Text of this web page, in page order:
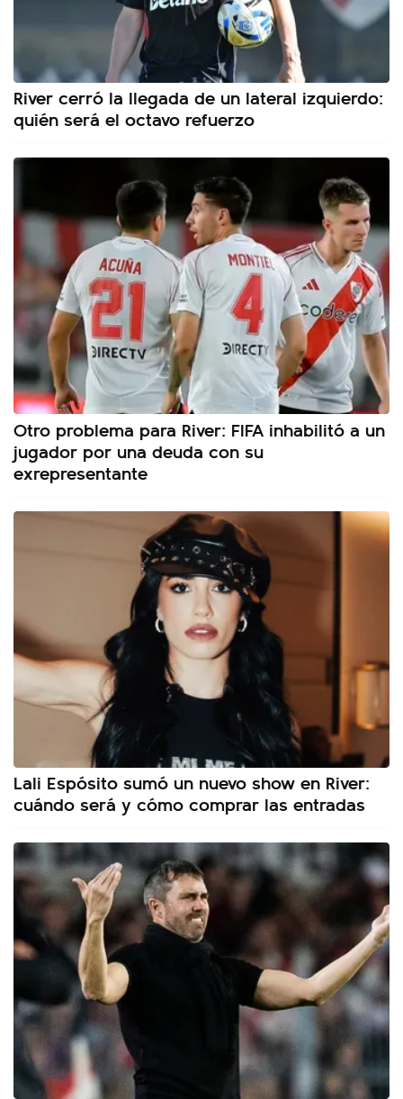
River cerró la llegada de un lateral izquierdo:
quién será el octavo refuerzo
Otro problema para River: FIFA inhabilitó a un
jugador por una deuda con su
exrepresentante
Lali Espósito sumó un nuevo show en River:
cuándo será y cómo comprar las entradas